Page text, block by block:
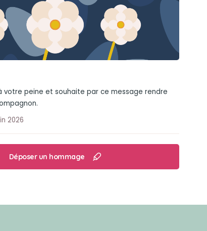
votre peine et souhaite par ce message rendre
2026
Déposer un hommage